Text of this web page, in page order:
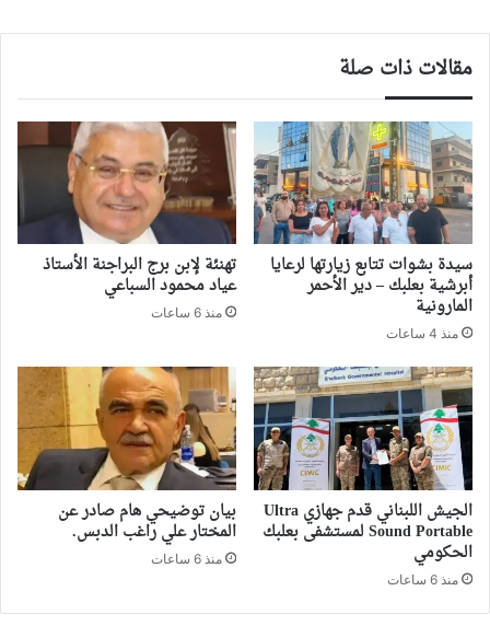
مقالات ذات صلة
سيدة بشوات تتابع زيارتها لرعايا
أبرشية بعلبك – دير الأحمر
المارونية
منذ 4 ساعات
تهنئة لإبن برج البراجنة الأستاذ
عياد محمود السباعي
منذ 6 ساعات
الجيش اللبناني قدم جهازي Ultra
Sound Portable لمستشفى بعلبك
الحكومي
منذ 6 ساعات
بيان توضيحي هام صادر عن
المختار علي راغب الدبس.
منذ 6 ساعات